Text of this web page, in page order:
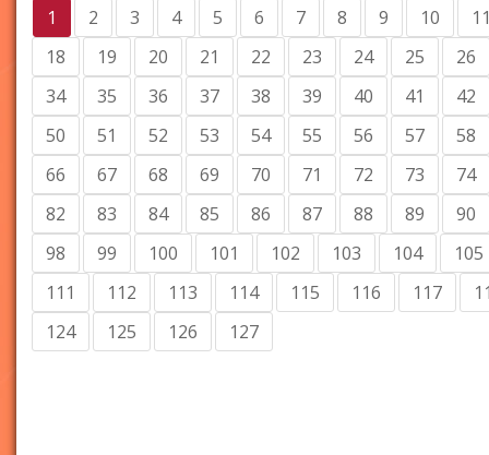
1 2 3 4 5 6 7 8 9 10
18
19 20 21 22 23 24 25
26
34
35 36 37 38 39 40 41
42
50
51 52 53 54 55 56 57
58
66
67 68 69 70 71 72 73
74
82
83 84 85 86 87 88 89
90
98
99 100 101 102 103 104
105
111
112 113 114 115 116 117
124
125 126 127